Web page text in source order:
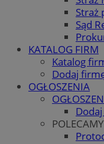
Straż
Sąd
KATALOG FIRM
Katalog
Dodaj
OGŁOSZENIA
POLECAMY